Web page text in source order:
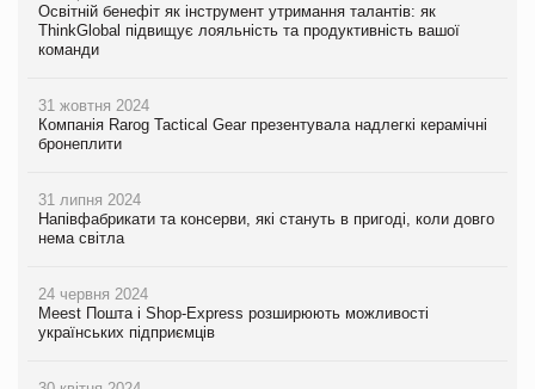
Освітній бенефіт як інструмент утримання талантів: як
ThinkGlobal підвищує лояльність та продуктивність вашої
команди
31 жовтня 2024
Компанія Rarog Tactical Gear презентувала надлегкі керамічні
бронеплити
31 липня 2024
Напівфабрикати та консерви, які стануть в пригоді, коли довго
нема світла
24 червня 2024
Meest Пошта і Shop-Express розширюють можливості
українських підприємців